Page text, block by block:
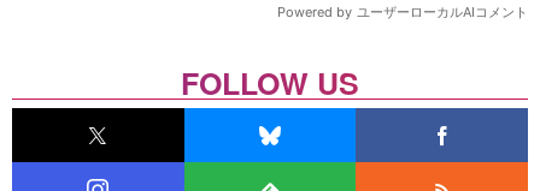
FOLLOW US